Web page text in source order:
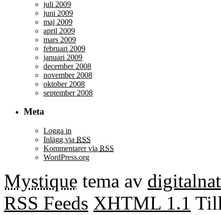
juli 2009
juni 2009
maj 2009
april 2009
mars 2009
februari 2009
januari 2009
december 2008
november 2008
oktober 2008
september 2008
Meta
Logga in
Inlägg via RSS
Kommentarer via RSS
WordPress.org
Mystique tema av
RSS Feeds XHTML 1.1